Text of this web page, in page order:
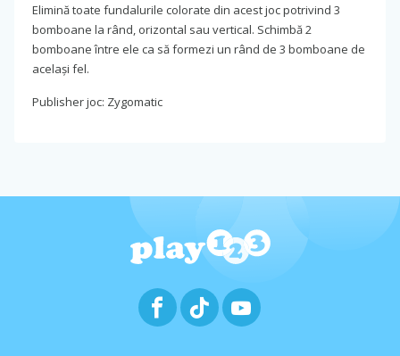
Elimină toate fundalurile colorate din acest joc potrivind 3
bomboane la rând, orizontal sau vertical. Schimbă 2
bomboane între ele ca să formezi un rând de 3 bomboane de
același fel.
Publisher joc: Zygomatic